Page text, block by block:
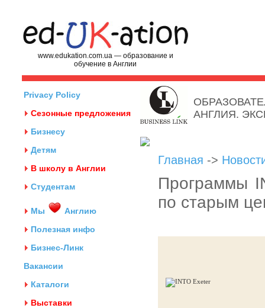
www.edukation.com.ua — образование и
обучение в Англии
Privacy Policy
Сезонные предложения
Бизнесу
Детям
В школу в Англии
Студентам
Мы
Англию
Полезная инфо
Бизнес-Линк
Вакансии
Каталоги
Выставки
АНГЛИЯ.
Главная ->
Программы
по старым